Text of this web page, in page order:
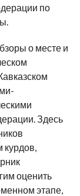
по
о месте и
Здесь
курдов,
оценить
этапе,